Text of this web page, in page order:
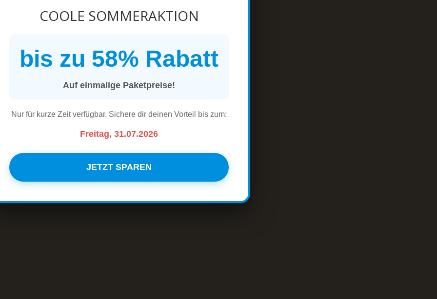
COOLE SOMMERAKTION
bis zu 58% Rabatt
Auf einmalige Paketpreise!
Nur für kurze Zeit verfügbar. Sichere dir deinen Vorteil bis zum:
Freitag, 31.07.2026
JETZT SPAREN